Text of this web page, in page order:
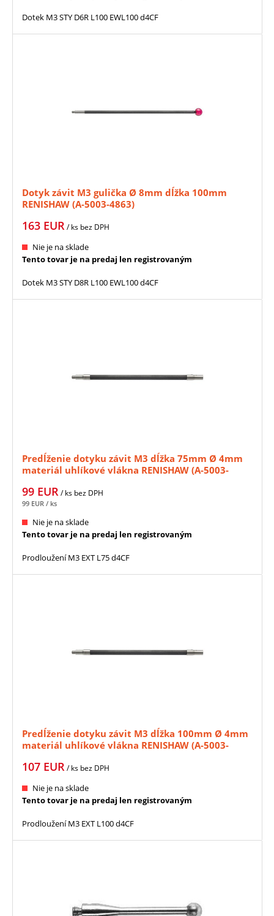
Dotek M3 STY D6R L100 EWL100 d4CF
Dotyk závit M3 gulička Ø 8mm dĺžka 100mm
RENISHAW (A-5003-4863)
163 EUR/ ks bez DPH
Nie je na sklade
Tento tovar je na predaj len registrovaným
Dotek M3 STY D8R L100 EWL100 d4CF
Predĺženie dotyku závit M3 dĺžka 75mm Ø 4mm
materiál uhlíkové vlákna RENISHAW (A-5003-
99 EUR/ ks bez DPH
99 EUR / ks
Nie je na sklade
Tento tovar je na predaj len registrovaným
Prodloužení M3 EXT L75 d4CF
Predĺženie dotyku závit M3 dĺžka 100mm Ø 4mm
materiál uhlíkové vlákna RENISHAW (A-5003-
107 EUR/ ks bez DPH
Nie je na sklade
Tento tovar je na predaj len registrovaným
Prodloužení M3 EXT L100 d4CF